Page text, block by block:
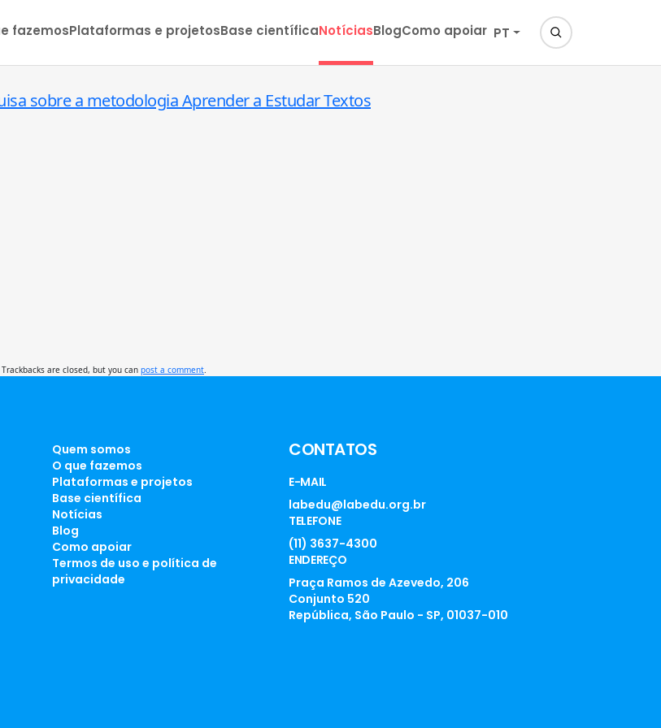
fazemosPlataformas e projetosBase científicaNotíciasBlogComo apoiar PT
sobre a metodologia Aprender a Estudar Textos
. Trackbacks are closed, but you can post a comment
Quem somos
O que fazemos
Plataformas e projetos
Base científica
Notícias
Blog
Como apoiar
Termos de uso e política de
privacidade
CONTATOS
E-MAIL
labedu@labedu.org.br
TELEFONE
(11) 3637-4300
ENDEREÇO
Praça Ramos de Azevedo, 206
Conjunto 520
República, São Paulo - SP, 01037-010